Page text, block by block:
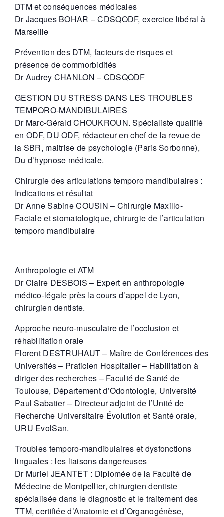
DTM et conséquences médicales
Dr Jacques BOHAR – CDSQODF, exercice libéral à
Marseille
Prévention des DTM, facteurs de risques et
présence de commorbidités
Dr Audrey CHANLON – CDSQODF
GESTION DU STRESS DANS LES TROUBLES
TEMPORO-MANDIBULAIRES
Dr Marc-Gérald CHOUKROUN. Spécialiste qualifié
en ODF, DU ODF, rédacteur en chef de la revue de
la SBR, maitrise de psychologie (Paris Sorbonne),
Du d’hypnose médicale.
Chirurgie des articulations temporo mandibulaires :
Indications et résultat
Dr Anne Sabine COUSIN – Chirurgie Maxillo-
Faciale et stomatologique, chirurgie de l’articulation
temporo mandibulaire
Anthropologie et ATM
Dr Claire DESBOIS – Expert en anthropologie
médico-légale près la cours d’appel de Lyon,
chirurgien dentiste.
Approche neuro-musculaire de l’occlusion et
réhabilitation orale
Florent DESTRUHAUT– Maître de Conférences des
Universités – Praticien Hospitalier – Habilitation à
diriger des recherches – Faculté de Santé de
Toulouse, Département d’Odontologie, Université
Paul Sabatier – Directeur adjoint de l’Unité de
Recherche Universitaire Évolution et Santé orale,
URU EvolSan.
Troubles temporo-mandibulaires et dysfonctions
linguales : les liaisons dangereuses
Dr Muriel JEANTET: Diplomée de la Faculté de
Médecine de Montpellier, chirurgien dentiste
spécialisée dans le diagnostic et le traitement des
TTM, certifiée d’Anatomie et d’Organogénèse,